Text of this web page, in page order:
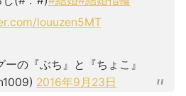
louuzen5MT
の『ぶち』と『ちょこ』
2016年9月23日